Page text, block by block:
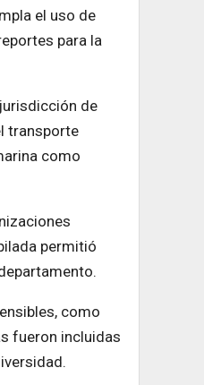
el uso de
para la
de
transporte
como
permitió
como
fueron incluidas